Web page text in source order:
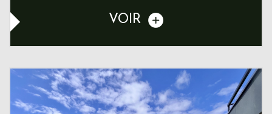
VOIR